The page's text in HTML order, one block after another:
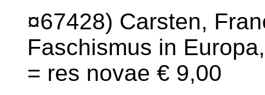
¤67428) Carsten,
Faschismus in
= res novae € 9,00